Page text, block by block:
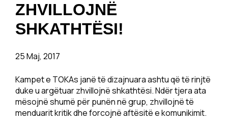
ZHVILLOJNË
SHKATHTËSI!
25 Maj, 2017
Kampet e TOKAs janë të dizajnuara ashtu që të rinjtë
duke u argëtuar zhvillojnë shkathtësi. Ndër tjera ata
mësojnë shumë për punën në grup, zhvillojnë të
menduarit kritik dhe forcojnë aftësitë e komunikimit.